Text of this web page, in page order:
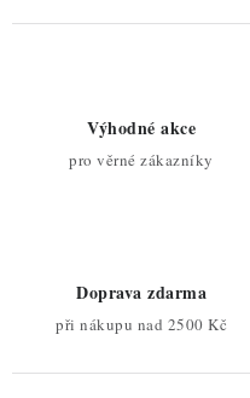
Výhodné akce
pro věrné zákazníky
Doprava zdarma
při nákupu nad 2500 Kč